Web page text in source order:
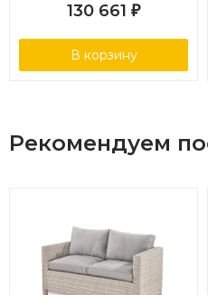
темно-серый круглый,
ткань темно-серая 027
130 661 ₽
В корзину
Рекомендуем